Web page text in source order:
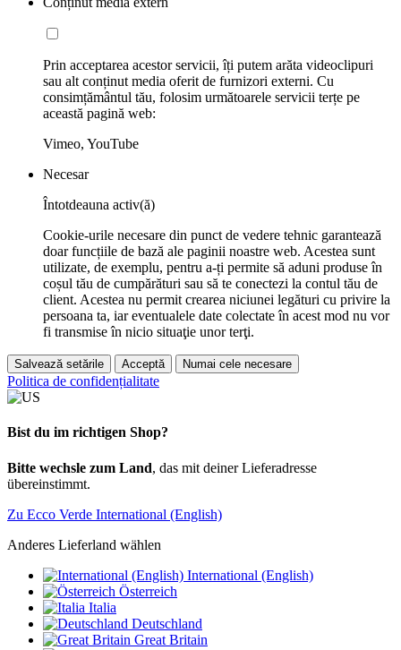
Prin acceptarea acestor servicii, îți putem arăta videoclipuri
sau alt conținut media oferit de furnizori externi. Cu
consimțământul tău, folosim următoarele servicii terțe pe
această pagină web:
Vimeo, YouTube
Necesar
Întotdeauna activ(ă)
Cookie-urile necesare din punct de vedere tehnic garantează
doar funcțiile de bază ale paginii noastre web. Acestea sunt
utilizate, de exemplu, pentru a-ți permite să aduni produse în
coșul tău de cumpărături sau să te conectezi la contul tău de
client. Acestea nu permit crearea niciunei legături cu privire la
persoana ta, iar eventualele date colectate în acest mod nu vor
fi transmise în nicio situaţie unor terţi.
Salvează setările Acceptă Numai cele necesare
Politica de confidențialitate
Bist du im richtigen Shop?
Bitte wechsle zum Land, das mit deiner Lieferadresse
übereinstimmt.
Zu Ecco Verde International (English)
Anderes Lieferland wählen
International (English)
Österreich
Italia
Deutschland
Great Britain